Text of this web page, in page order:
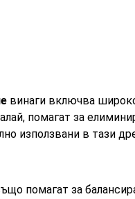
винаги включва
помагат за
използвани в тази
помагат за